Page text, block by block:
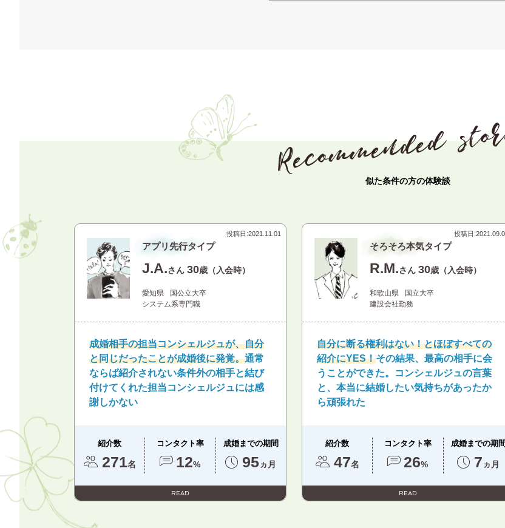
似た条件の方の体験談
投稿日:2021.11.01
アプリ先行タイプ
J.A.さん 30歳（入会時）
愛知県
国公立大卒
システム系専門職
成婚相手の担当コンシェルジュが、自分
と同じだったことが成婚後に発覚。通常
ならば紹介されない条件外の相手と結び
付けてくれた担当コンシェルジュには感
謝しかない
紹介数
271名
コンタクト率
12%
成婚までの期間
95ヵ月
READ
投稿日:
そろそろ本気タイプ
R.M.さん 30歳（入会時）
和歌山県
国立大卒
建設会社勤務
自分に断る権利はない！とほぼすべての
紹介にYES！その結果、最高の相手に会
うことができた。コンシェルジュの言葉
と、本当に結婚したい気持ちがあったか
ら頑張れた
紹介数
47名
コンタクト率
26%
成婚までの期間
7 ヵ月
READ